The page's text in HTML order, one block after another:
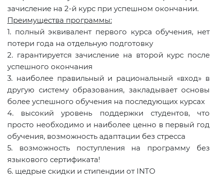
зачисление на 2-й курс при успешном окончании.
Преимущества программы:
1. полный эквивалент первого курса обучения, нет
потери года на отдельную подготовку
2. гарантируется зачисление на второй курс после
успешного окончания
3. наиболее правильный и рациональный «вход» в
другую систему образования, закладывает основы
более успешного обучения на последующих курсах
4. высокий уровень поддержки студентов, что
просто необходимо и наиболее ценно в первый год
обучения, возможность адаптации без стресса
5. возможность поступления на программу без
языкового сертификата!
6. щедрые скидки и стипендии от INTO